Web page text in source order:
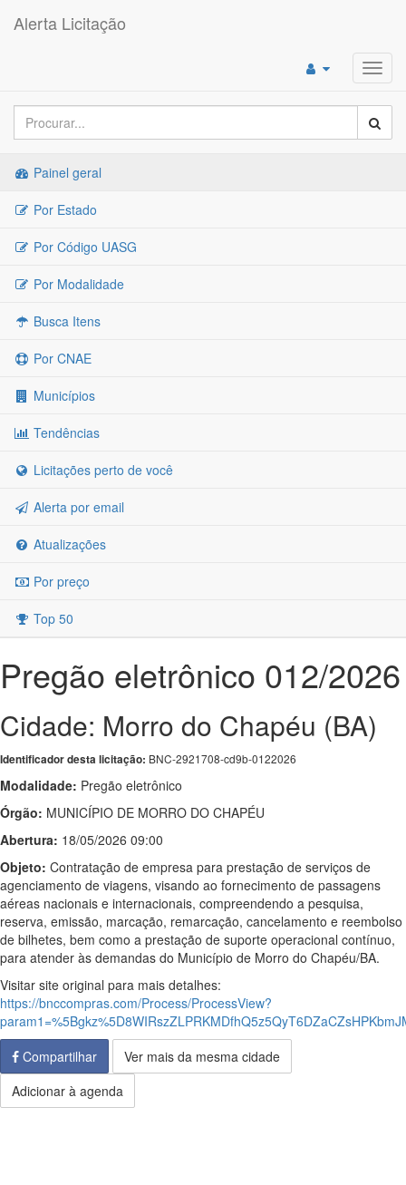
Alerta Licitação
Painel geral
Por Estado
Por Código UASG
Por Modalidade
Busca Itens
Por CNAE
Municípios
Tendências
Licitações perto de você
Alerta por email
Atualizações
Por preço
Top 50
Pregão eletrônico 012/2026
Cidade: Morro do Chapéu (BA)
Identificador desta licitação: BNC-2921708-cd9b-0122026
Modalidade: Pregão eletrônico
Órgão: MUNICÍPIO DE MORRO DO CHAPÉU
Abertura: 18/05/2026 09:00
Objeto: Contratação de empresa para prestação de serviços de
agenciamento de viagens, visando ao fornecimento de passagens
aéreas nacionais e internacionais, compreendendo a pesquisa,
reserva, emissão, marcação, remarcação, cancelamento e reembolso
de bilhetes, bem como a prestação de suporte operacional contínuo,
para atender às demandas do Município de Morro do Chapéu/BA.
Visitar site original para mais detalhes:
https://bnccompras.com/Process/ProcessView?
Compartilhar
Ver mais da mesma cidade
Adicionar à agenda